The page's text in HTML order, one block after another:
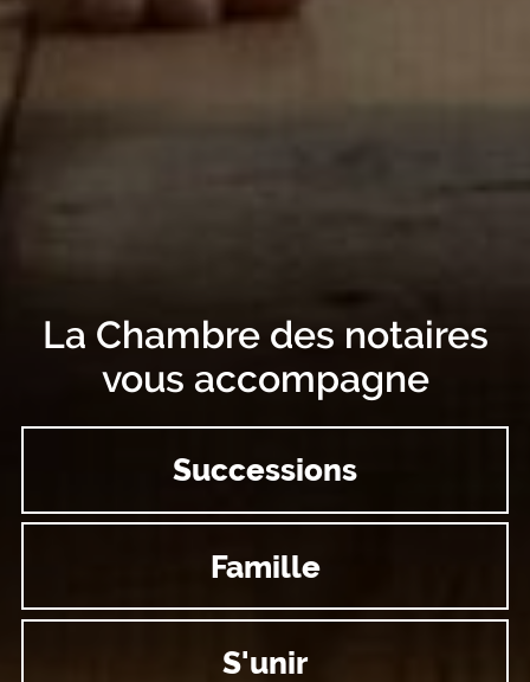
La Chambre des notaires
vous accompagne
Successions
Famille
S'unir